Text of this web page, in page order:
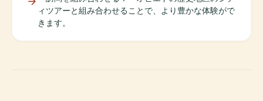
ィツアーと組み合わせることで、より豊かな体験がで
きます。